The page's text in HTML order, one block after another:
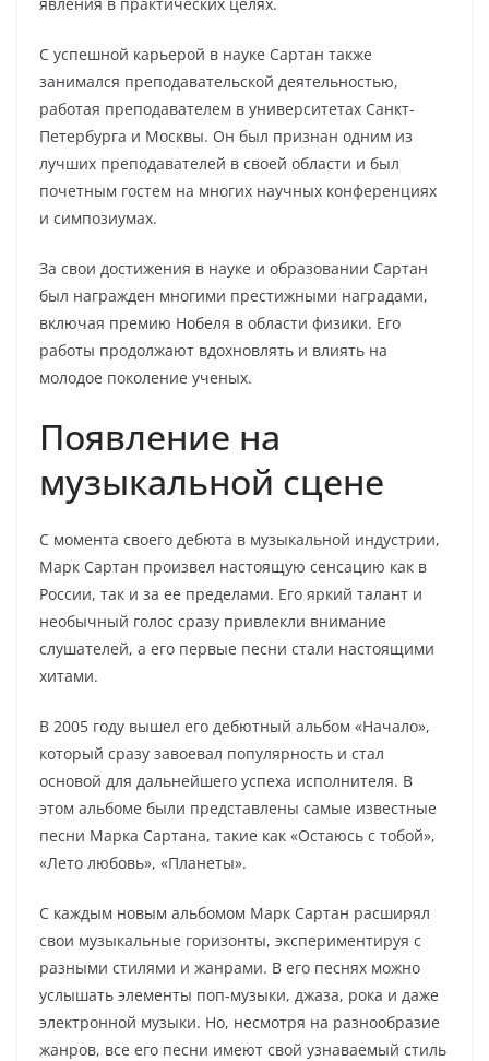
С успешной карьерой в науке Сартан также
занимался преподавательской деятельностью,
работая преподавателем в университетах Санкт-
Петербурга и Москвы. Он был признан одним из
лучших преподавателей в своей области и был
почетным гостем на многих научных конференциях
и симпозиумах.
За свои достижения в науке и образовании Сартан
был награжден многими престижными наградами,
включая премию Нобеля в области физики. Его
работы продолжают вдохновлять и влиять на
молодое поколение ученых.
Появление на
музыкальной сцене
С момента своего дебюта в музыкальной индустрии,
Марк Сартан произвел настоящую сенсацию как в
России, так и за ее пределами. Его яркий талант и
необычный голос сразу привлекли внимание
слушателей, а его первые песни стали настоящими
хитами.
В 2005 году вышел его дебютный альбом «Начало»,
который сразу завоевал популярность и стал
основой для дальнейшего успеха исполнителя. В
этом альбоме были представлены самые известные
песни Марка Сартана, такие как «Остаюсь с тобой»,
«Лето любовь», «Планеты».
С каждым новым альбомом Марк Сартан расширял
свои музыкальные горизонты, экспериментируя с
разными стилями и жанрами. В его песнях можно
услышать элементы поп-музыки, джаза, рока и даже
электронной музыки. Но, несмотря на разнообразие
жанров, все его песни имеют свой узнаваемый стиль